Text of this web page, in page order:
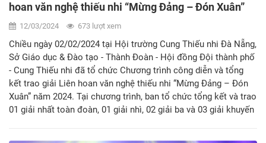
hoan văn nghệ thiếu nhi “Mừng Đảng – Đón Xuân”
năm 2024.
12/03/2024 673 lượt xem
Chiều ngày 02/02/2024 tại Hội trường Cung Thiếu nhi Đà Nẵng,
Sở Giáo dục & Đào tạo - Thành Đoàn - Hội đồng Đội thành phố
- Cung Thiếu nhi đã tổ chức Chương trình công diễn và tổng
kết trao giải Liên hoan văn nghệ thiếu nhi “Mừng Đảng – Đón
Xuân” năm 2024. Tại chương trình, ban tổ chức tổng kết và trao
01 giải nhất toàn đoàn, 01 giải nhì, 02 giải ba và 03 giải khuyến